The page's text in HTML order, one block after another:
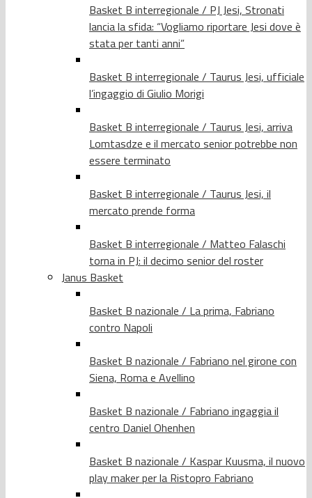
Basket B interregionale / PJ Jesi, Stronati
lancia la sfida: “Vogliamo riportare Jesi dove è
stata per tanti anni”
Basket B interregionale / Taurus Jesi, ufficiale
l’ingaggio di Giulio Morigi
Basket B interregionale / Taurus Jesi, arriva
Lomtasdze e il mercato senior potrebbe non
essere terminato
Basket B interregionale / Taurus Jesi, il
mercato prende forma
Basket B interregionale / Matteo Falaschi
torna in PJ: il decimo senior del roster
Janus Basket
Basket B nazionale / La prima, Fabriano
contro Napoli
Basket B nazionale / Fabriano nel girone con
Siena, Roma e Avellino
Basket B nazionale / Fabriano ingaggia il
centro Daniel Ohenhen
Basket B nazionale / Kaspar Kuusma, il nuovo
play maker per la Ristopro Fabriano